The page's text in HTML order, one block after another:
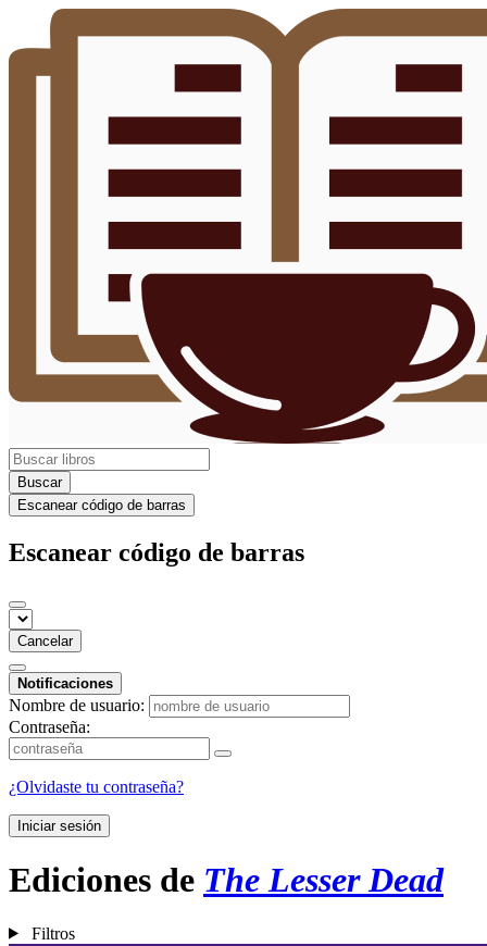
Buscar
Escanear código de barras
Escanear código de barras
Cancelar
Notificaciones
Nombre de usuario:
Contraseña:
¿Olvidaste tu contraseña?
Iniciar sesión
Ediciones de The Lesser Dead
Filtros